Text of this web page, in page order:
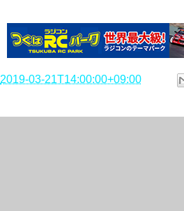
2019-03-21T14:00:00+09:00